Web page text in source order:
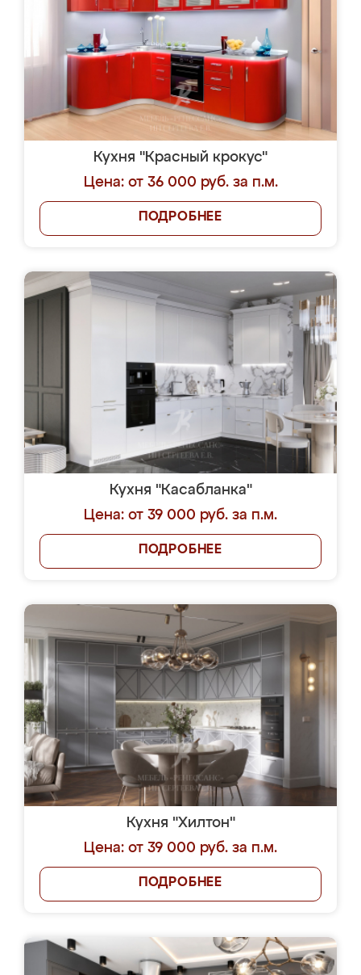
Кухня "Красный крокус"
Цена: от 36 000 руб. за п.м.
ПОДРОБНЕЕ
Кухня "Касабланка"
Цена: от 39 000 руб. за п.м.
ПОДРОБНЕЕ
Кухня "Хилтон"
Цена: от 39 000 руб. за п.м.
ПОДРОБНЕЕ